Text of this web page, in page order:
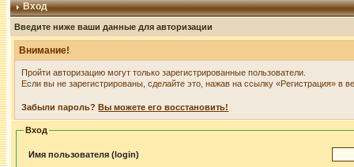
Вход
Введите ниже ваши данные для авторизации
Внимание!
Пройти авторизацию могут только зарегистрированные пользователи.
Если вы не зарегистрированы, сделайте это, нажав на ссылку «Регистрация» в
Забыли пароль?Вы можете его восстановить!
Вход
Имя пользователя (login)